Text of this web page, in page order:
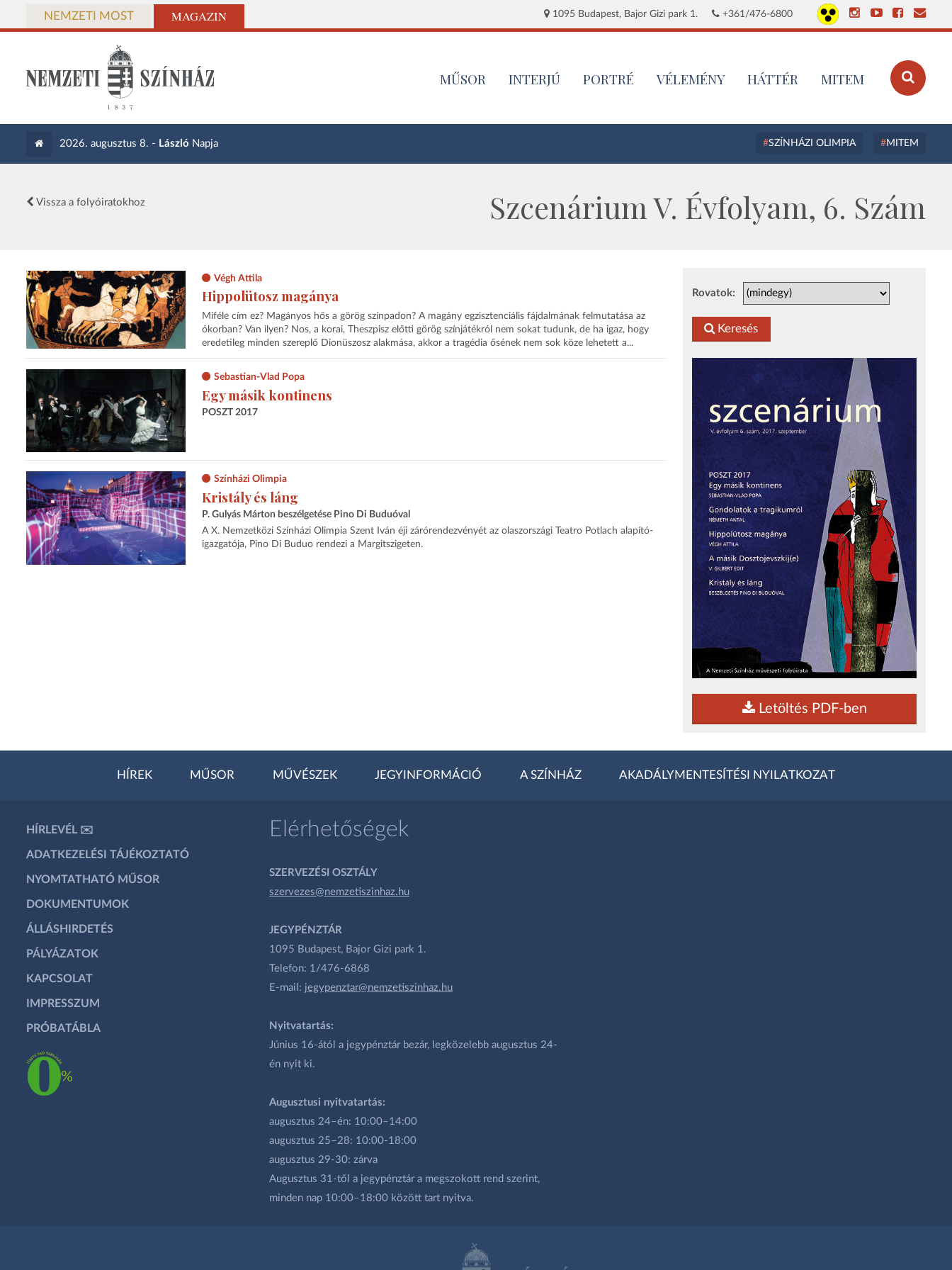
NEMZETI MOST MAGAZIN 1095 Budapest, Bajor Gizi park 1. +361/476-6800
MŰSOR INTERJÚ PORTRÉ VÉLEMÉNY HÁTTÉR MITEM
2026. augusztus 8. - László Napja SZÍNHÁZI OLIMPIA MITEM
Vissza a folyóiratokhoz Szcenárium V. Évfolyam, 6. Szám
Rovatok:
Keresés
Letöltés PDF-ben
Végh Attila
Hippolütosz magánya
Miféle cím ez? Magányos hős a görög színpadon? A magány egzisztenciális fájdalmának felmutatása az
ókorban? Van ilyen? Nos, a korai, Theszpisz előtti görög színjátékról nem sokat tudunk, de ha igaz, hogy
eredetileg minden szereplő Dionüszosz alakmása, akkor a tragédia ősének nem sok köze lehetett a...
Sebastian-Vlad Popa
Egy másik kontinens
POSZT 2017
Színházi Olimpia
Kristály és láng
P. Gulyás Márton beszélgetése Pino Di Buduóval
A X. Nemzetközi Színházi Olimpia Szent Iván éji zárórendezvényét az olaszországi Teatro Potlach alapító-
igazgatója, Pino Di Buduo rendezi a Margitszigeten.
HÍREK MŰSOR MŰVÉSZEK JEGYINFORMÁCIÓ A SZÍNHÁZ AKADÁLYMENTESÍTÉSI NYILATKOZAT
HÍRLEVÉL ✉️
ADATKEZELÉSI TÁJÉKOZTATÓ
NYOMTATHATÓ MŰSOR
DOKUMENTUMOK
ÁLLÁSHIRDETÉS
PÁLYÁZATOK
KAPCSOLAT
IMPRESSZUM
PRÓBATÁBLA
Elérhetőségek
SZERVEZÉSI OSZTÁLY
szervezes@nemzetiszinhaz.hu
JEGYPÉNZTÁR
1095 Budapest, Bajor Gizi park 1.
Telefon: 1/476-6868
E-mail: jegypenztar@nemzetiszinhaz.hu
Nyitvatartás:
Június 16-ától a jegypénztár bezár, legközelebb augusztus 24-
én nyit ki.
Augusztusi nyitvatartás:
augusztus 24–én: 10:00–14:00
augusztus 25–28: 10:00-18:00
augusztus 29-30: zárva
Augusztus 31-től a jegypénztár a megszokott rend szerint,
minden nap 10:00–18:00 között tart nyitva.